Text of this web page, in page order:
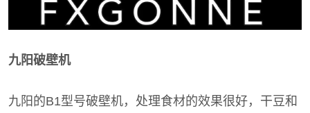
九阳破壁机
九阳的B1型号破壁机，处理食材的效果很好，干豆和